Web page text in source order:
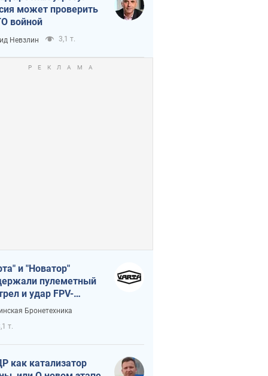
может проверить
войной
Невзлин 3,1 т.
и "Новатор"
пулеметный
и удар FPV-
сохранив жизнь
Бронетехника
т.
как катализатор